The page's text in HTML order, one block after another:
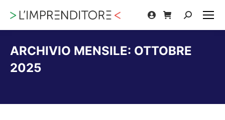
Cerca:
ARCHIVIO MENSILE: OTTOBRE
2025